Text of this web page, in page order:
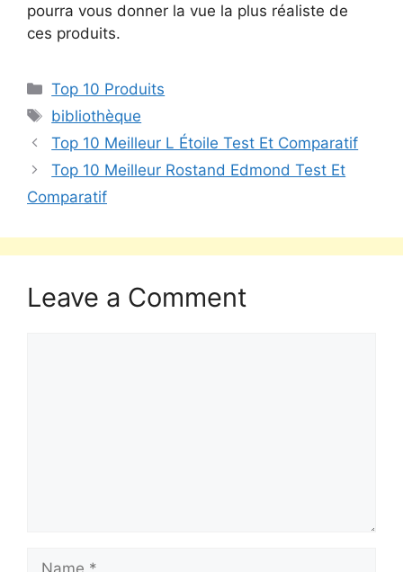
pourra vous donner la vue la plus réaliste de
ces produits.
Top 10 Produits
bibliothèque
Top 10 Meilleur L Étoile Test Et Comparatif
Top 10 Meilleur Rostand Edmond Test Et
Comparatif
Leave a Comment